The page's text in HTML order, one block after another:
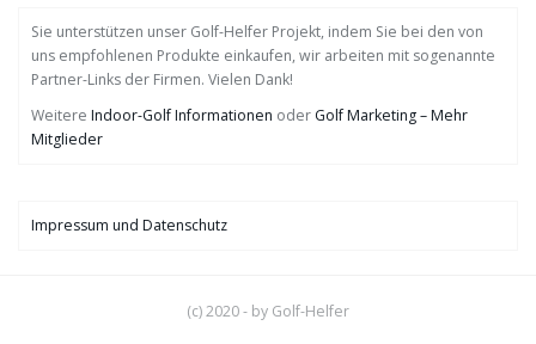
Sie unterstützen unser Golf-Helfer Projekt, indem Sie bei den von
uns empfohlenen Produkte einkaufen, wir arbeiten mit sogenannte
Partner-Links der Firmen. Vielen Dank!
Weitere Indoor-Golf Informationen oder Golf Marketing – Mehr
Mitglieder
Impressum und Datenschutz
(c) 2020 - by Golf-Helfer